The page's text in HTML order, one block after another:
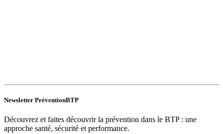
Newsletter PréventionBTP
Découvrez et faites découvrir la prévention dans le BTP : une
approche santé, sécurité et performance.